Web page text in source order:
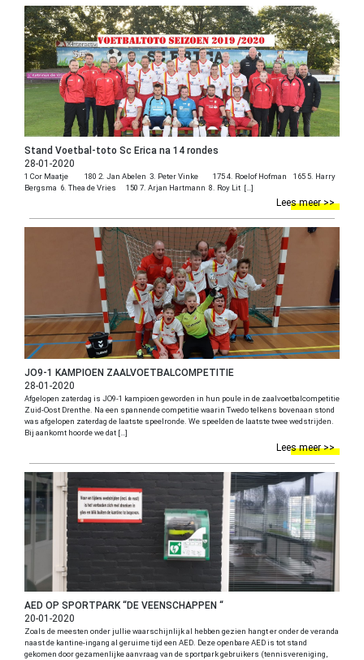
Stand Voetbal-toto Sc Erica na 14 rondes
28-01-2020
1 Cor Maatje 180 2. Jan Abelen 3. Peter Vinke 175 4. Roelof Hofman 165 5. Harry
Bergsma 6. Thea de Vries 150 7. Arjan Hartmann 8. Roy Lit […]
Lees meer >>
JO9-1 KAMPIOEN ZAALVOETBALCOMPETITIE
28-01-2020
Afgelopen zaterdag is JO9-1 kampioen geworden in hun poule in de zaalvoetbalcompetitie
Zuid-Oost Drenthe. Na een spannende competitie waarin Twedo telkens bovenaan stond
was afgelopen zaterdag de laatste speelronde. We speelden de laatste twee wedstrijden.
Bij aankomt hoorde we dat […]
Lees meer >>
AED OP SPORTPARK “DE VEENSCHAPPEN “
20-01-2020
Zoals de meesten onder jullie waarschijnlijk al hebben gezien hangt er onder de veranda
naast de kantine-ingang al geruime tijd een AED. Deze openbare AED is tot stand
gekomen door gezamenlijke aanvraag van de sportpark gebruikers (tennisvereniging,